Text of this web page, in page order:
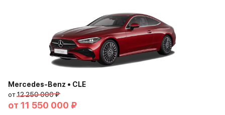
Mercedes-Benz • CLE
от12 250 000 ₽
от 11 550 000 ₽